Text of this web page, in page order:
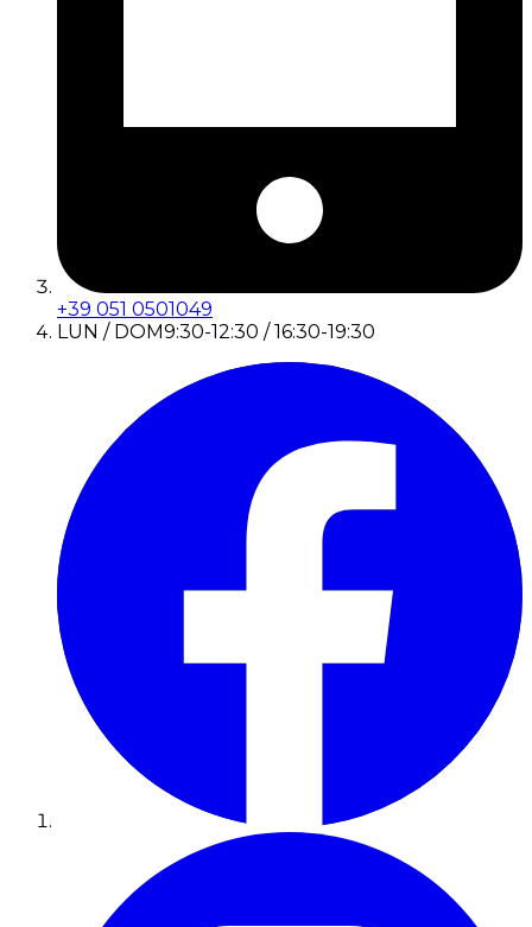
+39 051 0501049
LUN / DOM9:30-12:30 / 16:30-19:30